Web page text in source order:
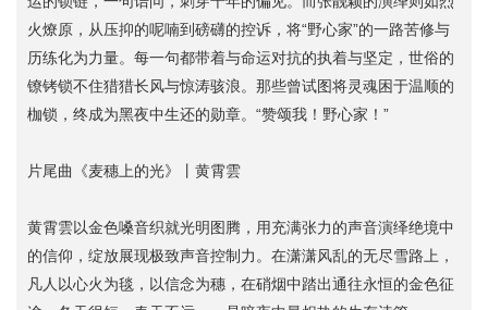
火燎原，从压抑的呢喃到磅礴的控诉，将“野心家”的一路苦修与
历练化为力量。每一句都带着与命运对抗的执着与坚定，世俗的
镣铐锁不住猎猎长风与惊涛骇浪。那些曾试图将灵魂困于温顺的
枷锁，终成为黑夜中生还的勋章。“赞颂我！野心家！”
片尾曲《麦穗上的光》丨黄霄雲
黄霄雲以金色嗓音织就光明图腾，用充满张力的声音演绎绝境中
的信仰，绽放展现极致声音控制力。在潇潇风乱的无尽雪路上，
凡人以心火为毯，以信念为穗，在硝烟中踏出通往永恒的金色征